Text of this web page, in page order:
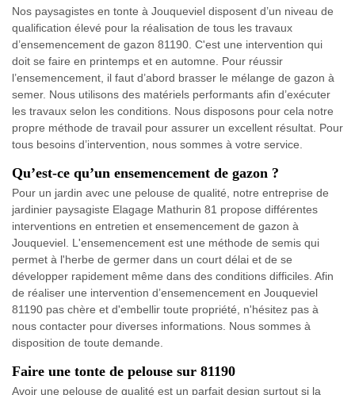
Nos paysagistes en tonte à Jouqueviel disposent d’un niveau de
qualification élevé pour la réalisation de tous les travaux
d’ensemencement de gazon 81190. C'est une intervention qui
doit se faire en printemps et en automne. Pour réussir
l’ensemencement, il faut d’abord brasser le mélange de gazon à
semer. Nous utilisons des matériels performants afin d’exécuter
les travaux selon les conditions. Nous disposons pour cela notre
propre méthode de travail pour assurer un excellent résultat. Pour
tous besoins d’intervention, nous sommes à votre service.
Qu’est-ce qu’un ensemencement de gazon ?
Pour un jardin avec une pelouse de qualité, notre entreprise de
jardinier paysagiste Elagage Mathurin 81 propose différentes
interventions en entretien et ensemencement de gazon à
Jouqueviel. L'ensemencement est une méthode de semis qui
permet à l'herbe de germer dans un court délai et de se
développer rapidement même dans des conditions difficiles. Afin
de réaliser une intervention d’ensemencement en Jouqueviel
81190 pas chère et d'embellir toute propriété, n'hésitez pas à
nous contacter pour diverses informations. Nous sommes à
disposition de toute demande.
Faire une tonte de pelouse sur 81190
Avoir une pelouse de qualité est un parfait design surtout si la